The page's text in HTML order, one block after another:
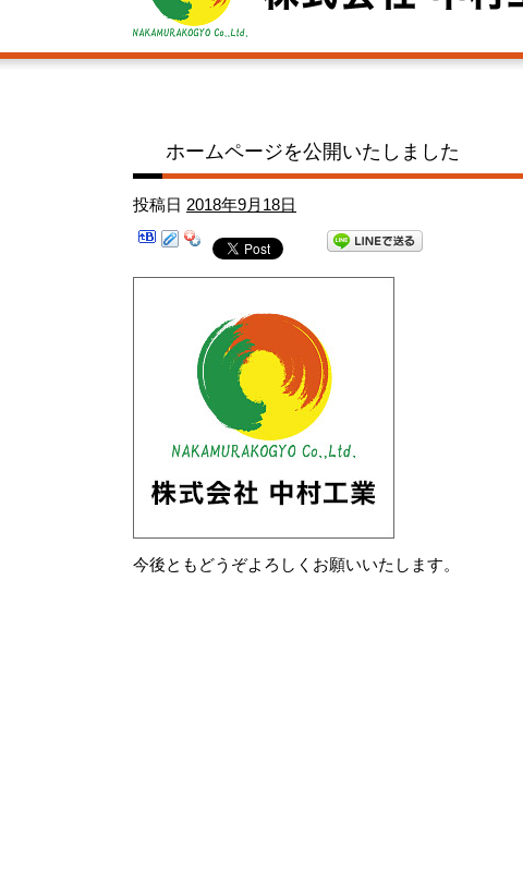
ホームページを公開いたしました
投稿日 2018年9月18日
今後ともどうぞよろしくお願いいたします。